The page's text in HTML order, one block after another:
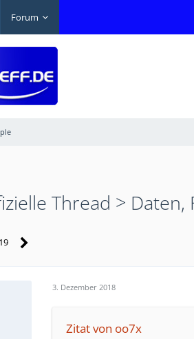
Forum
Thread > Daten,
19
3. Dezember 2018
Zitat von oo7x